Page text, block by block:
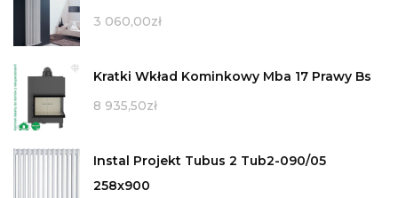
3 060,00zł
Kratki Wkład Kominkowy Mba 17 Prawy Bs
8 935,50zł
Instal Projekt Tubus 2 Tub2-090/05
258x900